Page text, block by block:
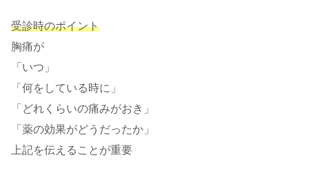
受診時のポイント
胸痛が
「いつ」
「何をしている時に」
「どれくらいの痛みがおき」
「薬の効果がどうだったか」
上記を伝えることが重要